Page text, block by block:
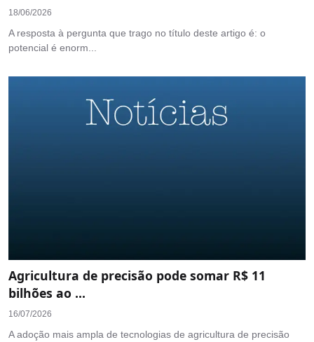
18/06/2026
A resposta à pergunta que trago no título deste artigo é: o
potencial é enorm...
Agricultura de precisão pode somar R$ 11
bilhões ao ...
16/07/2026
A adoção mais ampla de tecnologias de agricultura de precisão